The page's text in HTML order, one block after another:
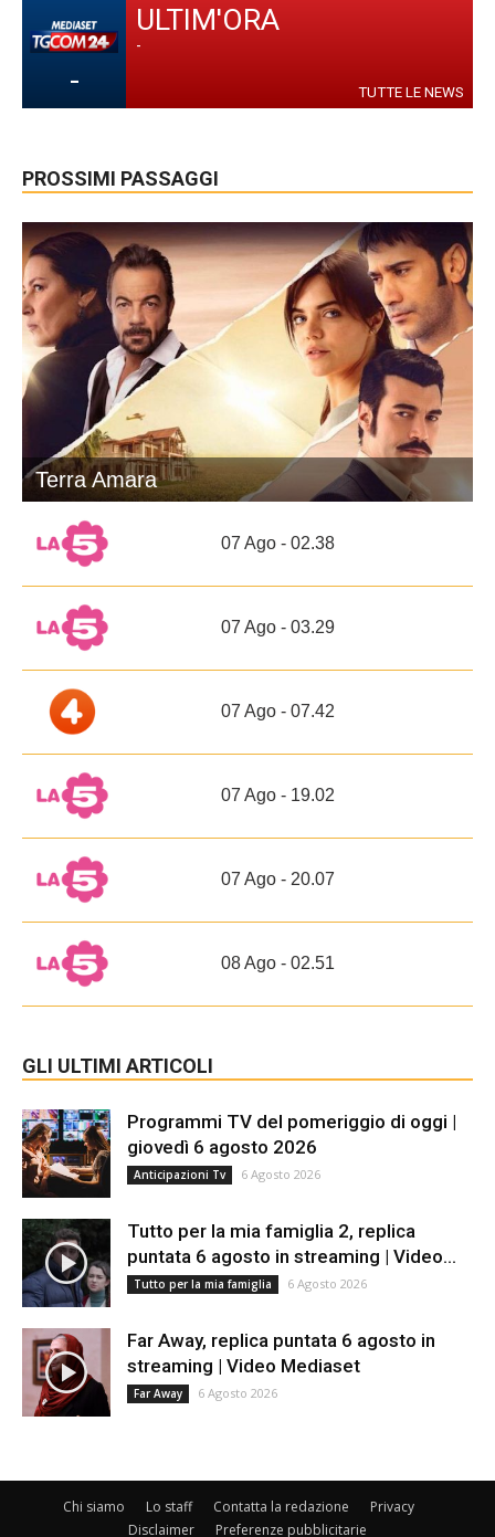
-
ULTIM'ORA
-
TUTTE LE NEWS
PROSSIMI PASSAGGI
Terra Amara
07 Ago - 02.38
07 Ago - 03.29
07 Ago - 07.42
07 Ago - 19.02
07 Ago - 20.07
08 Ago - 02.51
GLI ULTIMI ARTICOLI
Programmi TV del pomeriggio di oggi |
giovedì 6 agosto 2026
Anticipazioni Tv 6 Agosto 2026
Tutto per la mia famiglia 2, replica
puntata 6 agosto in streaming | Video...
Tutto per la mia famiglia 6 Agosto 2026
Far Away, replica puntata 6 agosto in
streaming | Video Mediaset
Far Away 6 Agosto 2026
Chi siamo Lo staff Contatta la redazione
Privacy
Disclaimer
Preferenze pubblicitarie